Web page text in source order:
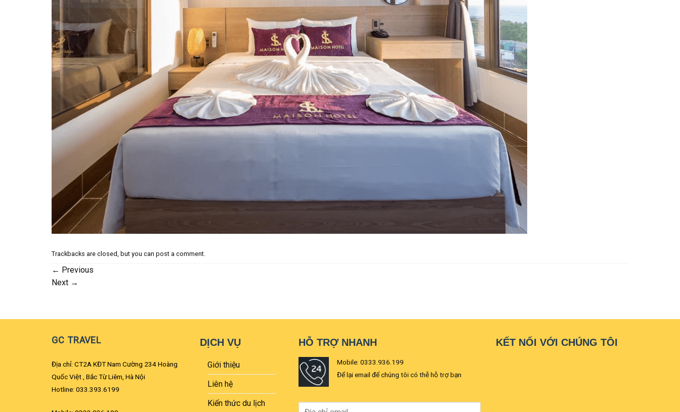
Trackbacks are closed, but you can post a comment.
← Previous
Next →
GC TRAVEL
Địa chỉ: CT2A KĐT Nam Cường 234 Hoàng
Quốc Việt , Bắc Từ Liêm, Hà Nội
Hotline: 033.393.6199
DỊCH VỤ
Giới thiệu
Liên hệ
Kiến thức du lịch
HỖ TRỢ NHANH
Mobile: 0333.936.199
Để lại email để chúng tôi có thễ hỗ trợ bạn
KẾT NỐI VỚI CHÚNG TÔI